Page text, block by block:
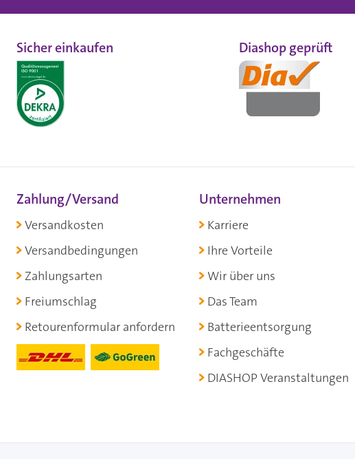
Sicher einkaufen Diashop geprüft
Zahlung/Versand
Versandkosten
Versandbedingungen
Zahlungsarten
Freiumschlag
Retourenformular anfordern
Unternehmen
Karriere
Ihre Vorteile
Wir über uns
Das Team
Batterieentsorgung
Fachgeschäfte
DIASHOP Veranstaltungen